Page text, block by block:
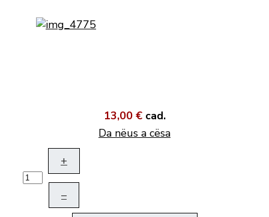
13,00 € cad.
Da nëus a cësa
+
–